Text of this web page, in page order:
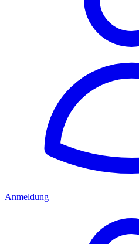
Anmeldung